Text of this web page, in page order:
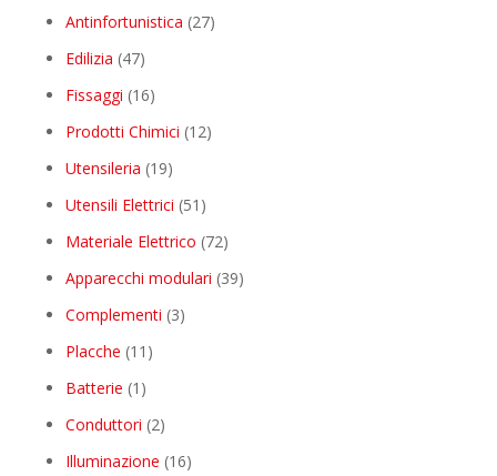
products
Antinfortunistica 2727
Edilizia 4747
products
Fissaggi 1616
products
Prodotti Chimici 1212
Utensileria 1919
products
Utensili Elettrici 51 51
products
Materiale Elettrico 7272
products
Apparecchi modulari 3939
Complementi 33
Placche 11 11
Batterie 1 1
product
Conduttori 22
products
Illuminazione 1616